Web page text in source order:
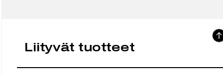
Liityvät tuotteet